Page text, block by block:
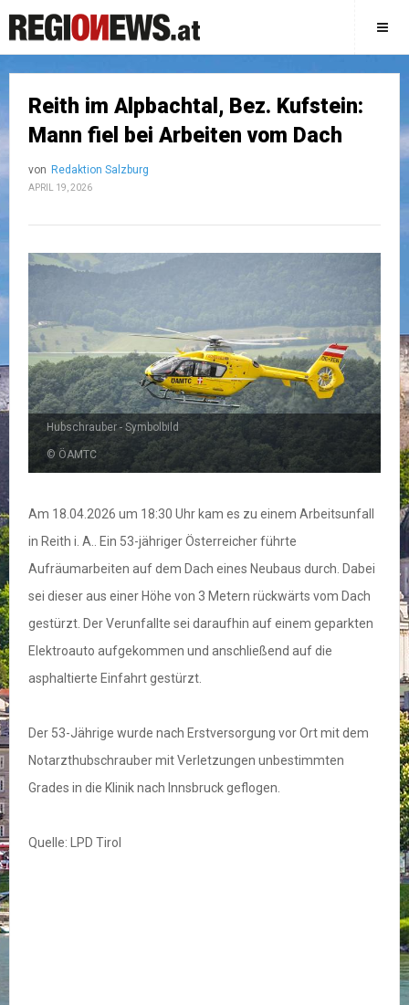
Reith im Alpbachtal, Bez. Kufstein:
Mann fiel bei Arbeiten vom Dach
von Redaktion Salzburg
APRIL 19, 2026
Hubschrauber - Symbolbild
© ÖAMTC
Am 18.04.2026 um 18:30 Uhr kam es zu einem Arbeitsunfall
in Reith i. A.. Ein 53-jähriger Österreicher führte
Aufräumarbeiten auf dem Dach eines Neubaus durch. Dabei
sei dieser aus einer Höhe von 3 Metern rückwärts vom Dach
gestürzt. Der Verunfallte sei daraufhin auf einem geparkten
Elektroauto aufgekommen und anschließend auf die
asphaltierte Einfahrt gestürzt.
Der 53-Jährige wurde nach Erstversorgung vor Ort mit dem
Notarzthubschrauber mit Verletzungen unbestimmten
Grades in die Klinik nach Innsbruck geflogen.
Quelle: LPD Tirol